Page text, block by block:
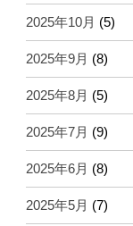
2025年10月 (5)
2025年9月 (8)
2025年8月 (5)
2025年7月 (9)
2025年6月 (8)
2025年5月 (7)